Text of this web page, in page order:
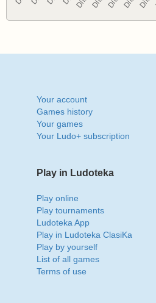
Your account
Games history
Your games
Your Ludo+ subscription
Play in Ludoteka
Play online
Play tournaments
Ludoteka App
Play in Ludoteka ClasiKa
Play by yourself
List of all games
Terms of use